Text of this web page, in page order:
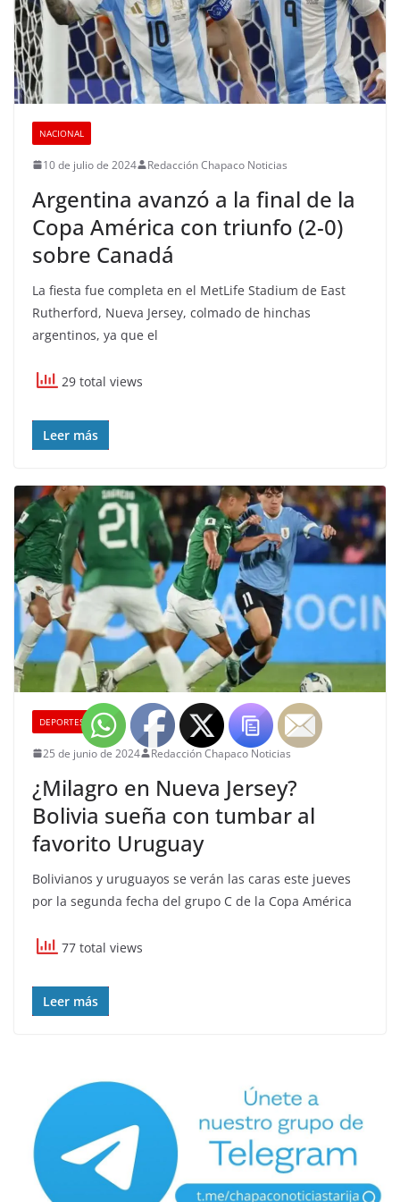
NACIONAL
10 de julio de 2024 Redacción Chapaco Noticias
Argentina avanzó a la final de la
Copa América con triunfo (2-0)
sobre Canadá
La fiesta fue completa en el MetLife Stadium de East
Rutherford, Nueva Jersey, colmado de hinchas
argentinos, ya que el
29 total views
Leer más
DEPORTES
25 de junio de 2024 Redacción Chapaco Noticias
¿Milagro en Nueva Jersey?
Bolivia sueña con tumbar al
favorito Uruguay
Bolivianos y uruguayos se verán las caras este jueves
por la segunda fecha del grupo C de la Copa América
77 total views
Leer más